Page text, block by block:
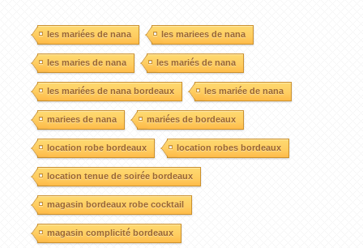
les mariées de nana les mariees de nana
les maries de nana les mariés de nana
les mariées de nana bordeaux les mariée de nana
mariees de nana mariées de bordeaux
location robe bordeaux location robes bordeaux
location tenue de soirée bordeaux
magasin bordeaux robe cocktail
magasin complicité bordeaux